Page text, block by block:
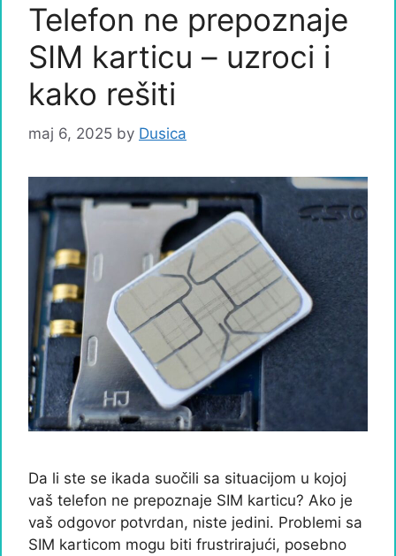
Telefon ne prepoznaje
SIM karticu – uzroci i
kako rešiti
maj 6, 2025 by Dusica
Da li ste se ikada suočili sa situacijom u kojoj
vaš telefon ne prepoznaje SIM karticu? Ako je
vaš odgovor potvrdan, niste jedini. Problemi sa
SIM karticom mogu biti frustrirajući, posebno